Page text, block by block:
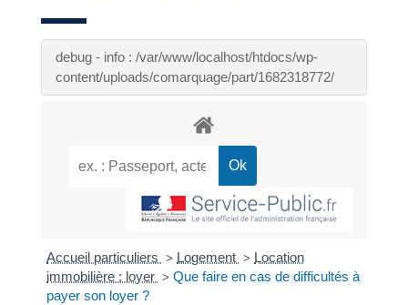
debug - info : /var/www/localhost/htdocs/wp-
content/uploads/comarquage/part/1682318772/
Accueil particuliers > Logement > Location
immobilière : loyer > Que faire en cas de difficultés à
payer son loyer ?